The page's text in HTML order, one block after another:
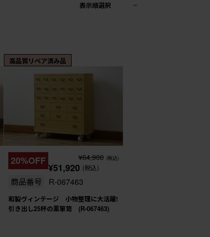
表示順選択
高品質リペア済み品
20%OFF ¥64,900 (税込)
¥51,920 (税込)
商品番号 R-067463
和製ヴィンテージ 小物整理に大活躍!
引き出し25杯の薬箪笥 (R-067463)